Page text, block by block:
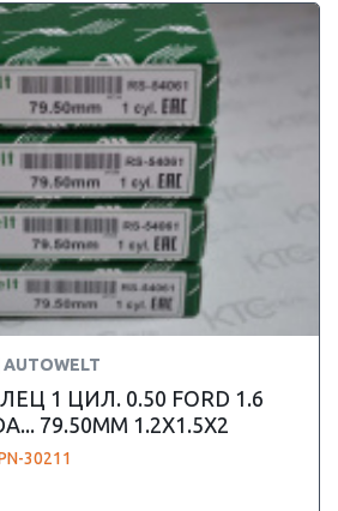
AUTOWELT
1 ЦИЛ. 0.50 FORD 1.6
79.50MM 1.2X1.5X2
30211